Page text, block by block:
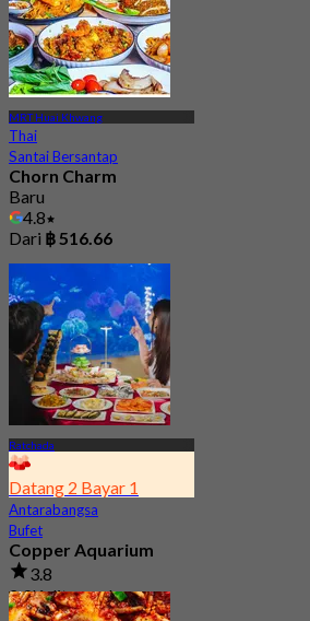
MRT Huai Khwang
Thai
Santai Bersantap
Chorn Charm
Baru
4.8
Dari ฿ 516.66
Ratchada
Datang 2 Bayar 1
Antarabangsa
Bufet
Copper Aquarium
3.8
2.9K ditempah
Dari฿ 549